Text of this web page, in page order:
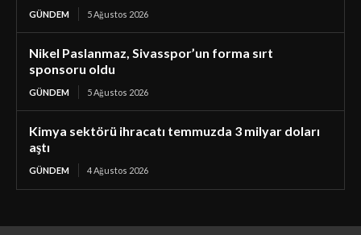
GÜNDEM 5 Ağustos 2026
Nikel Paslanmaz, Sivasspor’un forma sırt
sponsoru oldu
GÜNDEM 5 Ağustos 2026
Kimya sektörü ihracatı temmuzda 3 milyar doları
aştı
GÜNDEM 4 Ağustos 2026